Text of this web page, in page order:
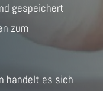
gespeichert
zum
handelt es sich